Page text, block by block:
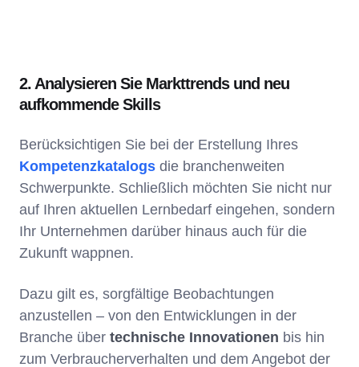
2. Analysieren Sie Markttrends und neu
aufkommende Skills
Berücksichtigen Sie bei der Erstellung Ihres
Kompetenzkatalogs die branchenweiten
Schwerpunkte. Schließlich möchten Sie nicht nur
auf Ihren aktuellen Lernbedarf eingehen, sondern
Ihr Unternehmen darüber hinaus auch für die
Zukunft wappnen.
Dazu gilt es, sorgfältige Beobachtungen
anzustellen – von den Entwicklungen in der
Branche über technische Innovationen bis hin
zum Verbraucherverhalten und dem Angebot der